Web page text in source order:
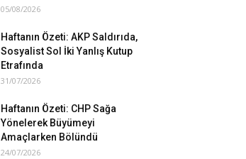
05/08/2026
Haftanın Özeti: AKP Saldırıda,
Sosyalist Sol İki Yanlış Kutup
Etrafında
31/07/2026
Haftanın Özeti: CHP Sağa
Yönelerek Büyümeyi
Amaçlarken Bölündü
24/07/2026